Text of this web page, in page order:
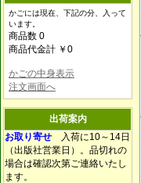
かごには現在、下記の分、入って
います。
商品数 0
商品代金計 ￥0
かごの中身表示
注文画面へ
出荷案内
お取り寄せ 入荷に10～14日
（出版社営業日）。品切れの
場合は確認次第ご連絡いたし
ます。